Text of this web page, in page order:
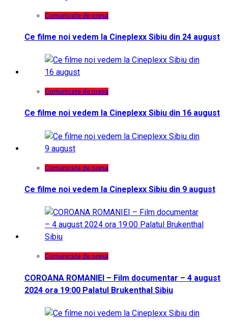
Comunicate de presa
Ce filme noi vedem la Cineplexx Sibiu din 24 august
Comunicate de presa
Ce filme noi vedem la Cineplexx Sibiu din 16 august
Comunicate de presa
Ce filme noi vedem la Cineplexx Sibiu din 9 august
Comunicate de presa
COROANA ROMANIEI – Film documentar – 4 august
2024 ora 19:00 Palatul Brukenthal Sibiu